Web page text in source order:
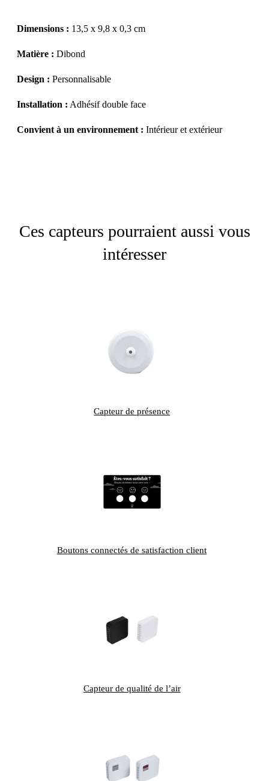
Dimensions : 13,5 x 9,8 x 0,3 cm
Matière : Dibond
Design : Personnalisable
Installation : Adhésif double face
Convient à un environnement : Intérieur et extérieur
Ces capteurs pourraient aussi vous
intéresser
Capteur de présence
Boutons connectés de satisfaction client
Capteur de qualité de l’air